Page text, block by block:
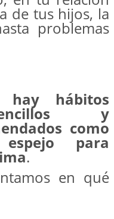
de tus hijos, la
problemas
hay hábitos
y
como
para
.
en qué